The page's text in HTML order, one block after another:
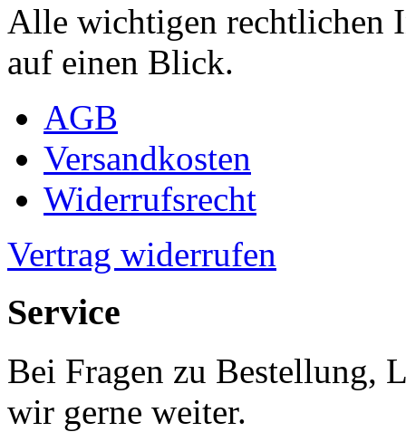
Alle wichtigen rechtlichen
auf einen Blick.
AGB
Versandkosten
Widerrufsrecht
Vertrag widerrufen
Service
Bei Fragen zu Bestellung,
wir gerne weiter.